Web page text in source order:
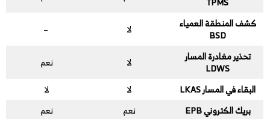
كشف المنطقة العمياء
BSD
لا
–
تحذير مغادرة المسار
LDWS
لا
نعم
البقاء في المسار LKAS
لا
لا
بريك الكتروني EPB
نعم
نعم